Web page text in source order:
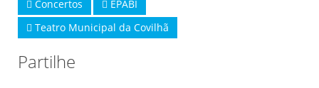
Concertos
EPABI
Teatro Municipal da Covilhã
Partilhe